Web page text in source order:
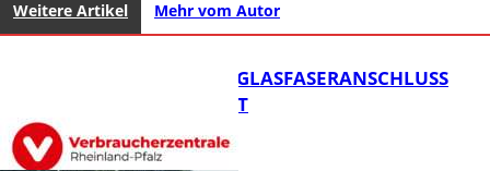
Weitere Artikel Mehr vom Autor
WARUM EIN GLASFASERANSCHLUSS
SINNVOLL IST